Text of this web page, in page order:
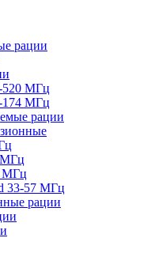
рации
520 МГц
174 МГц
рации
МГц
МГц
33-57 МГц
рации